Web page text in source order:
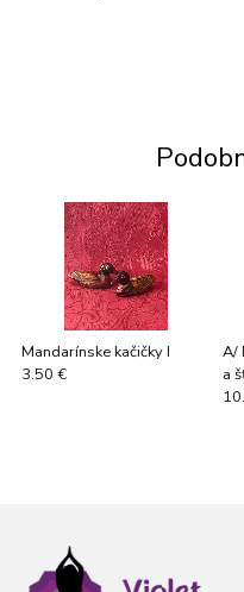
Mandarínske kačičky I
3.50 €
A/
a